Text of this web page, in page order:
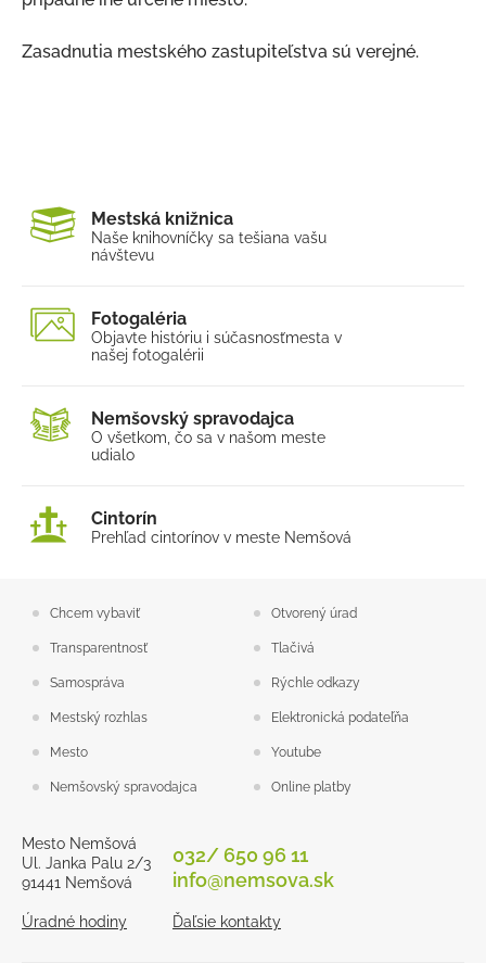
Zasadnutia mestského zastupiteľstva sú verejné.
Mestská knižnica
Naše knihovníčky sa tešiana vašu
návštevu
Fotogaléria
Objavte históriu i súčasnosťmesta v
našej fotogalérii
Nemšovský spravodajca
O všetkom, čo sa v našom meste
udialo
Cintorín
Prehľad cintorínov v meste Nemšová
Chcem vybaviť Otvorený úrad
Transparentnosť Tlačivá
Samospráva Rýchle odkazy
Mestský rozhlas Elektronická podateľňa
Mesto Youtube
Nemšovský spravodajca Online platby
Mesto Nemšová
Ul. Janka Palu 2/3
91441 Nemšová
Úradné hodiny
032/ 650 96 11
info@nemsova.sk
Ďaľsie kontakty